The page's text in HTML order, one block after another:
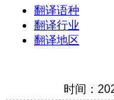
翻译语种
翻译行业
翻译地区
时间：